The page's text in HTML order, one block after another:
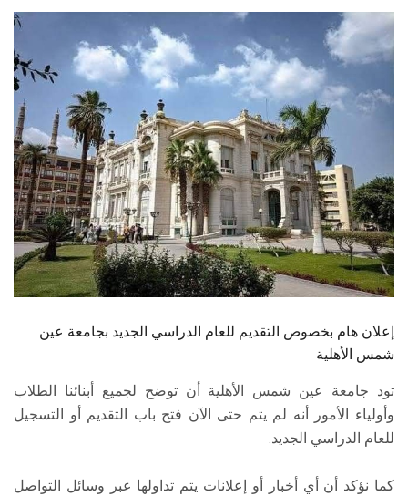
الطلاب
هيئة التدريس
الدراسات العليا
الخريجين
الموظفون
الزائـرون
إعلان هام بخصوص التقديم للعام الدراسي الجديد بجامعة عين
شمس الأهلية
تود جامعة عين شمس الأهلية أن توضح لجميع أبنائنا الطلاب
وأولياء الأمور أنه لم يتم حتى الآن فتح باب التقديم أو التسجيل
للعام الدراسي الجديد.
كما نؤكد أن أي أخبار أو إعلانات يتم تداولها عبر وسائل التواصل